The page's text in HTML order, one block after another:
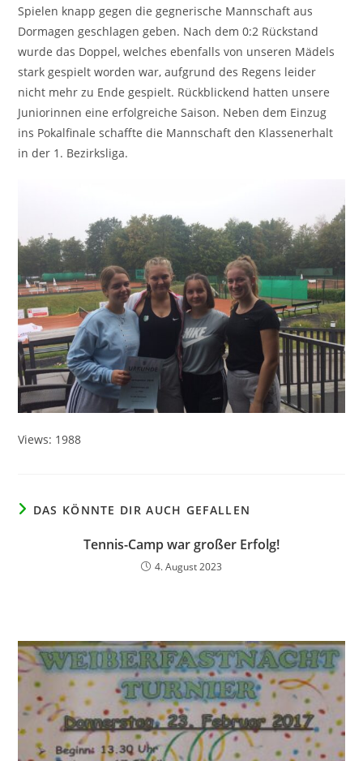
Spielen knapp gegen die gegnerische Mannschaft aus
Dormagen geschlagen geben. Nach dem 0:2 Rückstand
wurde das Doppel, welches ebenfalls von unseren Mädels
stark gespielt worden war, aufgrund des Regens leider
nicht mehr zu Ende gespielt. Rückblickend hatten unsere
Juniorinnen eine erfolgreiche Saison. Neben dem Einzug
ins Pokalfinale schaffte die Mannschaft den Klassenerhalt
in der 1. Bezirksliga.
Views: 1988
DAS KÖNNTE DIR AUCH GEFALLEN
Tennis-Camp war großer Erfolg!
4. August 2023